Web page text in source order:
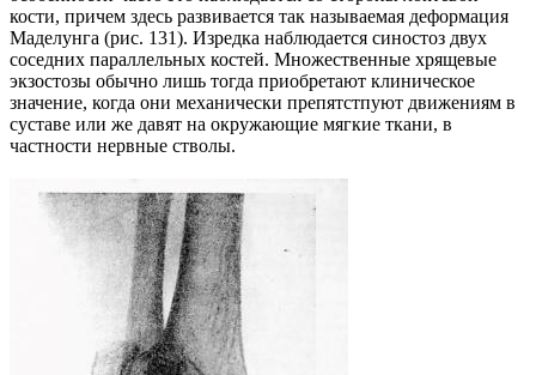
кости, причем здесь развивается так называемая деформация
Маделунга (рис. 131). Изредка наблюдается синостоз двух
соседних параллельных костей. Множественные хрящевые
экзостозы обычно лишь тогда приобретают клиническое
значение, когда они механически препятстпуют движениям в
суставе или же давят на окружающие мягкие ткани, в
частности нервные стволы.